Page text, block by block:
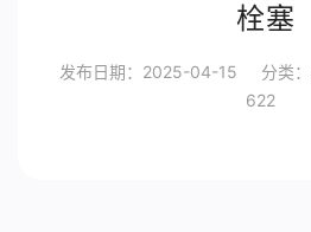
栓塞
发布日期：2025-04-15 分类：
622